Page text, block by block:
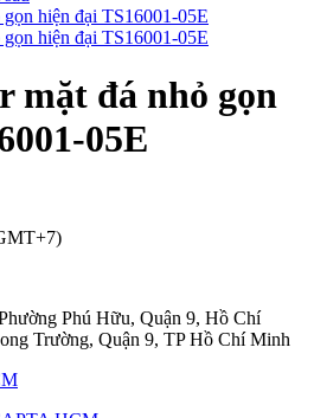
mặt đá nhỏ gọn
05E
Phú Hữu, Quận 9, Hồ Chí
Trường, Quận 9, TP Hồ Chí Minh